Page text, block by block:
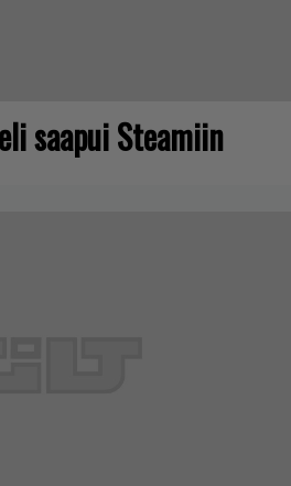
saapui Steamiin